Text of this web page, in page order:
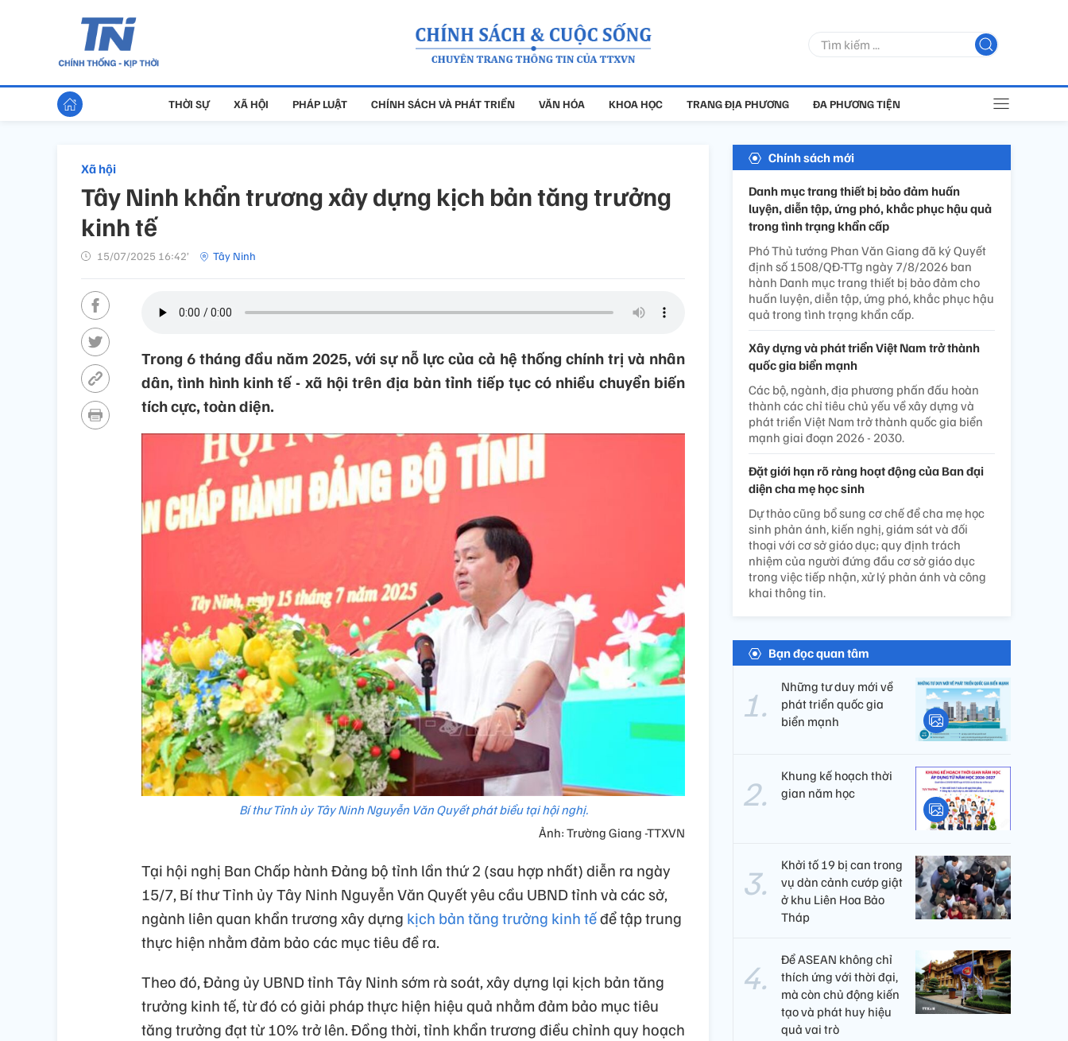
THỜI SỰ XÃ HỘI PHÁP LUẬT CHÍNH SÁCH VÀ PHÁT TRIỂN VĂN HÓA KHOA HỌC TRANG ĐỊA PHƯƠNG ĐA PHƯƠNG TIỆN
Xã hội
Tây Ninh khẩn trương xây dựng kịch bản tăng trưởng
kinh tế
15/07/2025 16:42’ Tây Ninh
Trong 6 tháng đầu năm 2025, với sự nỗ lực của cả hệ thống chính trị và nhân
dân, tình hình kinh tế - xã hội trên địa bàn tỉnh tiếp tục có nhiều chuyển biến
tích cực, toàn diện.
Bí thư Tỉnh ủy Tây Ninh Nguyễn Văn Quyết phát biểu tại hội nghị.
Ảnh: Trường Giang -TTXVN
Tại hội nghị Ban Chấp hành Đảng bộ tỉnh lần thứ 2 (sau hợp nhất) diễn ra ngày
15/7, Bí thư Tỉnh ủy Tây Ninh Nguyễn Văn Quyết yêu cầu UBND tỉnh và các sở,
ngành liên quan khẩn trương xây dựng kịch bản tăng trưởng kinh tếđể tập trung
thực hiện nhằm đảm bảo các mục tiêu đề ra.
Theo đó, Đảng ủy UBND tỉnh Tây Ninh sớm rà soát, xây dựng lại kịch bản tăng
trưởng kinh tế, từ đó có giải pháp thực hiện hiệu quả nhằm đảm bảo mục tiêu
tăng trưởng đạt từ 10% trở lên. Đồng thời, tỉnh khẩn trương điều chỉnh quy hoạch
Chính sách mới
Danh mục trang thiết bị bảo đảm huấn
luyện, diễn tập, ứng phó, khắc phục hậu quả
trong tình trạng khẩn cấp
Phó Thủ tướng Phan Văn Giang đã ký Quyết
định số 1508/QĐ-TTg ngày 7/8/2026 ban
hành Danh mục trang thiết bị bảo đảm cho
huấn luyện, diễn tập, ứng phó, khắc phục hậu
quả trong tình trạng khẩn cấp.
Xây dựng và phát triển Việt Nam trở thành
quốc gia biển mạnh
Các bộ, ngành, địa phương phấn đấu hoàn
thành các chỉ tiêu chủ yếu về xây dựng và
phát triển Việt Nam trở thành quốc gia biển
mạnh giai đoạn 2026 - 2030.
Đặt giới hạn rõ ràng hoạt động của Ban đại
diện cha mẹ học sinh
Dự thảo cũng bổ sung cơ chế để cha mẹ học
sinh phản ánh, kiến nghị, giám sát và đối
thoại với cơ sở giáo dục; quy định trách
nhiệm của người đứng đầu cơ sở giáo dục
trong việc tiếp nhận, xử lý phản ánh và công
khai thông tin.
Bạn đọc quan tâm
Những tư duy mới về
phát triển quốc gia
biển mạnh
Khung kế hoạch thời
gian năm học
Khởi tố 19 bị can trong
vụ dàn cảnh cướp giật
ở khu Liên Hoa Bảo
Tháp
Để ASEAN không chỉ
thích ứng với thời đại,
mà còn chủ động kiến
tạo và phát huy hiệu
quả vai trò